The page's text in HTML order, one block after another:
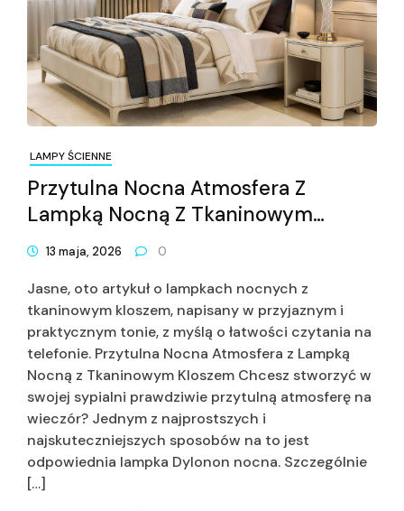
LAMPY ŚCIENNE
Przytulna Nocna Atmosfera Z
Lampką Nocną Z Tkaninowym
Kloszem
13 maja, 2026 0
Jasne, oto artykuł o lampkach nocnych z
tkaninowym kloszem, napisany w przyjaznym i
praktycznym tonie, z myślą o łatwości czytania na
telefonie. Przytulna Nocna Atmosfera z Lampką
Nocną z Tkaninowym Kloszem Chcesz stworzyć w
swojej sypialni prawdziwie przytulną atmosferę na
wieczór? Jednym z najprostszych i
najskuteczniejszych sposobów na to jest
odpowiednia lampka Dylonon nocna. Szczególnie
[…]